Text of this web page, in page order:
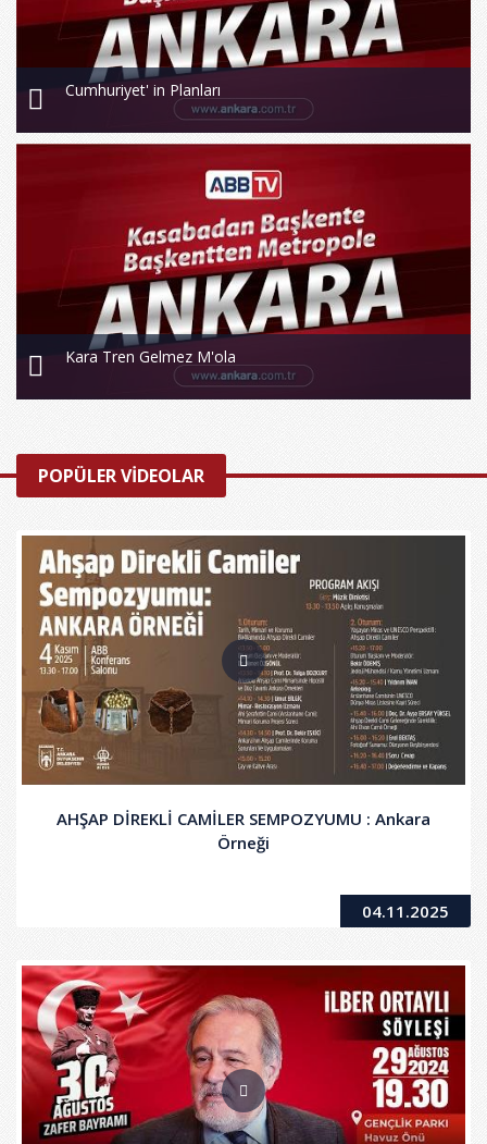
Cumhuriyet' in Planları
Kara Tren Gelmez M'ola
POPÜLER VİDEOLAR
AHŞAP DİREKLİ CAMİLER SEMPOZYUMU : Ankara
Örneği
04.11.2025